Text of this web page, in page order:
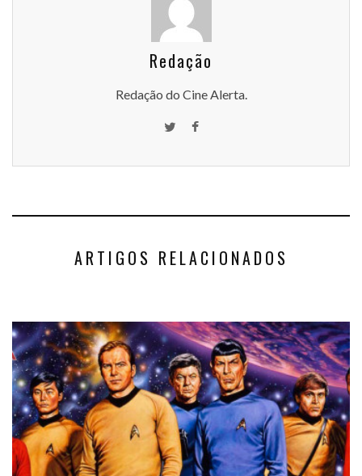
Redação
Redação do Cine Alerta.
ARTIGOS RELACIONADOS